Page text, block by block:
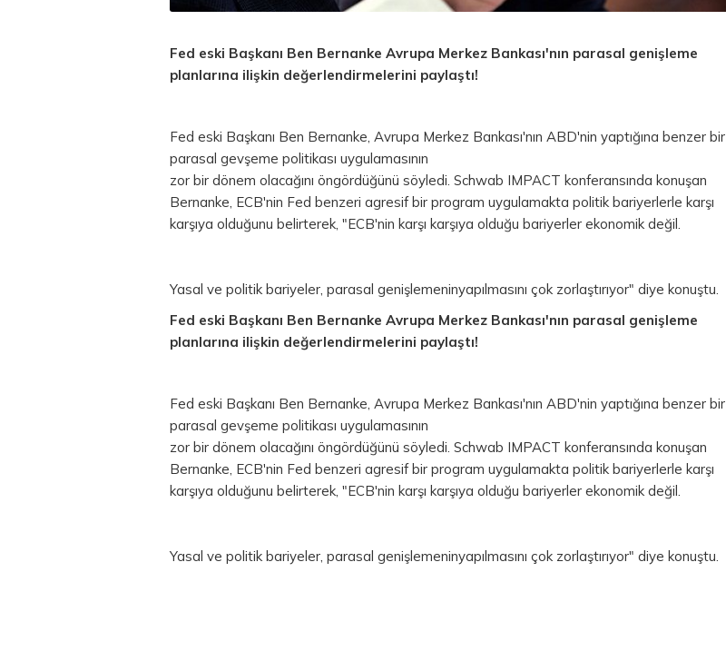
Fed eski Başkanı Ben Bernanke Avrupa Merkez Bankası'nın parasal genişleme
planlarına ilişkin değerlendirmelerini paylaştı!
Fed eski Başkanı Ben Bernanke, Avrupa Merkez Bankası'nın ABD'nin yaptığına benzer bir
parasal gevşeme politikası uygulamasının
zor bir dönem olacağını öngördüğünü söyledi. Schwab IMPACT konferansında konuşan
Bernanke, ECB'nin Fed benzeri agresif bir program uygulamakta politik bariyerlerle karşı
karşıya olduğunu belirterek, "ECB'nin karşı karşıya olduğu bariyerler ekonomik değil.
Yasal ve politik bariyeler, parasal genişlemeninyapılmasını çok zorlaştırıyor" diye konuştu.
Fed eski Başkanı Ben Bernanke Avrupa Merkez Bankası'nın parasal genişleme
planlarına ilişkin değerlendirmelerini paylaştı!
Fed eski Başkanı Ben Bernanke, Avrupa Merkez Bankası'nın ABD'nin yaptığına benzer bir
parasal gevşeme politikası uygulamasının
zor bir dönem olacağını öngördüğünü söyledi. Schwab IMPACT konferansında konuşan
Bernanke, ECB'nin Fed benzeri agresif bir program uygulamakta politik bariyerlerle karşı
karşıya olduğunu belirterek, "ECB'nin karşı karşıya olduğu bariyerler ekonomik değil.
Yasal ve politik bariyeler, parasal genişlemeninyapılmasını çok zorlaştırıyor" diye konuştu.